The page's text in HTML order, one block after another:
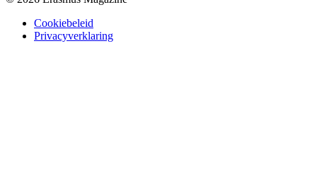
Cookiebeleid
Privacyverklaring